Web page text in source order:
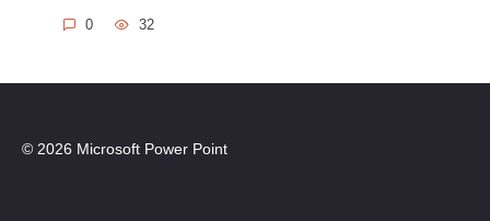
0 32
© 2026 Microsoft Power Point